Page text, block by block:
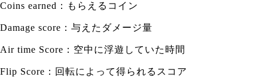
Coins earned：もらえるコイン
Damage score：与えたダメージ量
Air time Score：空中に浮遊していた時間
Flip Score：回転によって得られるスコア